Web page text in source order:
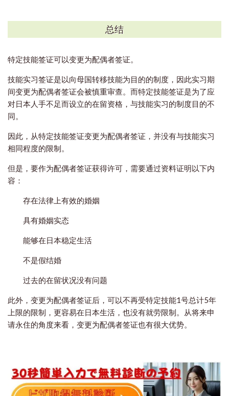
总结
特定技能签证可以变更为配偶者签证。
技能实习签证是以向母国转移技能为目的的制度，因此实习期
间变更为配偶者签证会被慎重审查。而特定技能签证是为了应
对日本人手不足而设立的在留资格，与技能实习的制度目的不
同。
因此，从特定技能签证变更为配偶者签证，并没有与技能实习
相同程度的限制。
但是，要作为配偶者签证获得许可，需要通过资料证明以下内
容：
存在法律上有效的婚姻
具有婚姻实态
能够在日本稳定生活
不是假结婚
过去的在留状况没有问题
此外，变更为配偶者签证后，可以不再受特定技能1号总计5年
上限的限制，更容易在日本生活，也没有就劳限制。从将来申
请永住的角度来看，变更为配偶者签证也有很大优势。